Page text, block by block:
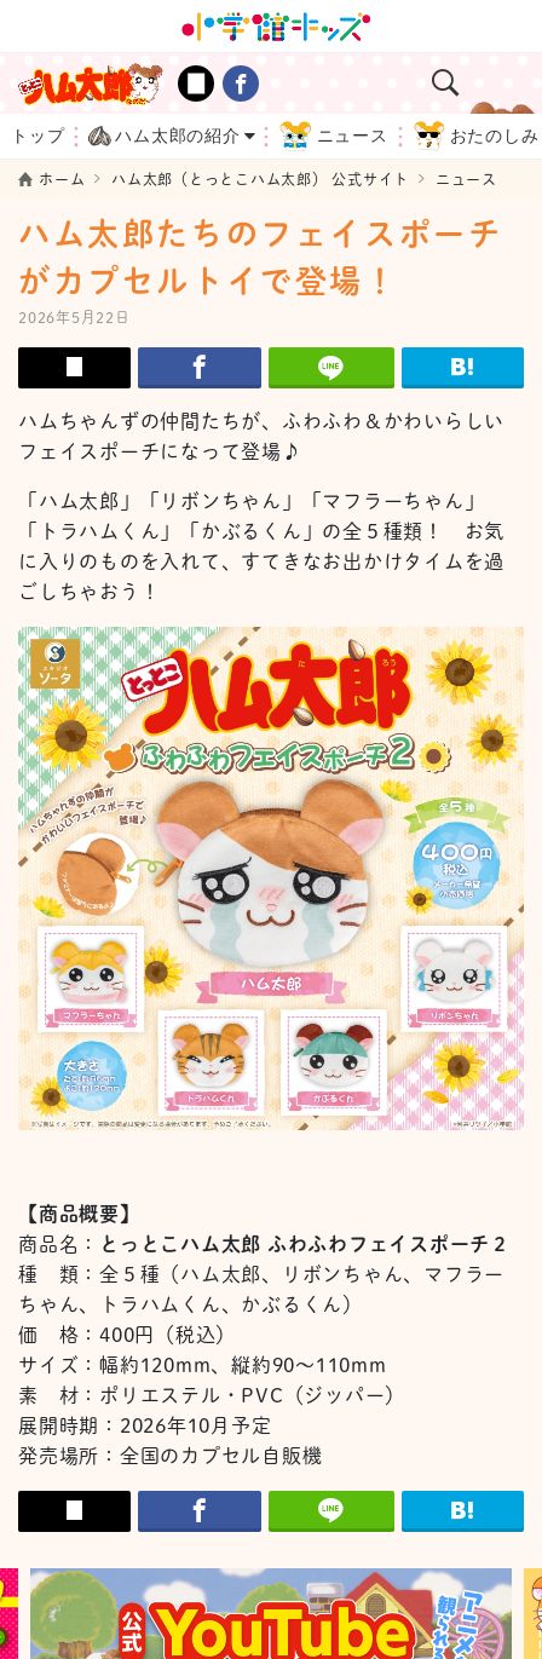
トップ ハム太郎の紹介 ニュース おたのしみ
ホーム ハム太郎（とっとこハム太郎） 公式サイト ニュース
ハム太郎たちのフェイスポーチ
がカプセルトイで登場！
2026年5月22日
ハムちゃんずの仲間たちが、ふわふわ＆かわいらしい
フェイスポーチになって登場♪
「ハム太郎」「リボンちゃん」「マフラーちゃん」
「トラハムくん」「かぶるくん」の全５種類！ お気
に入りのものを入れて、すてきなお出かけタイムを過
ごしちゃおう！
【商品概要】
商品名：
とっとこハム太郎 ふわふわフェイスポーチ２
種 類：全５種（ハム太郎、リボンちゃん、マフラー
ちゃん、トラハムくん、かぶるくん）
価 格：400円（税込）
サイズ：幅約120mm、縦約90～110mm
素 材：ポリエステル・PVC（ジッパー）
展開時期：2026年10月予定
発売場所：全国のカプセル自販機